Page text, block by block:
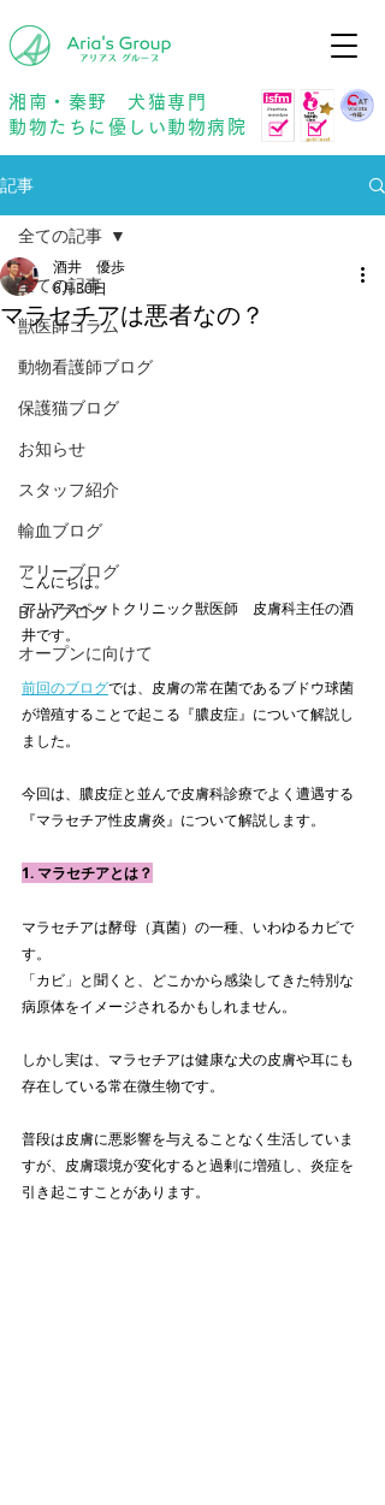
湘南・秦野 犬猫専門
動物たちに優しい動物病院
記事
全ての記事
獣医師コラム
動物看護師ブログ
保護猫ブログ
お知らせ
スタッフ紹介
輸血ブログ
アリーブログ
Branブログ
オープンに向けて
全ての記事
マラセチアは悪者なの？
酒井 優歩
6月30日
こんにちは。
アリアスペットクリニック獣医師　皮膚科主任の酒
井です。
前回のブログでは、皮膚の常在菌であるブドウ球菌
が増殖することで起こる『膿皮症』について解説し
ました。
今回は、膿皮症と並んで皮膚科診療でよく遭遇する
『マラセチア性皮膚炎』について解説します。
1. マラセチアとは？
マラセチアは酵母（真菌）の一種、いわゆるカビで
す。
「カビ」と聞くと、どこかから感染してきた特別な
病原体をイメージされるかもしれません。
しかし実は、マラセチアは健康な犬の皮膚や耳にも
存在している常在微生物です。
普段は皮膚に悪影響を与えることなく生活していま
すが、皮膚環境が変化すると過剰に増殖し、炎症を
引き起こすことがあります。